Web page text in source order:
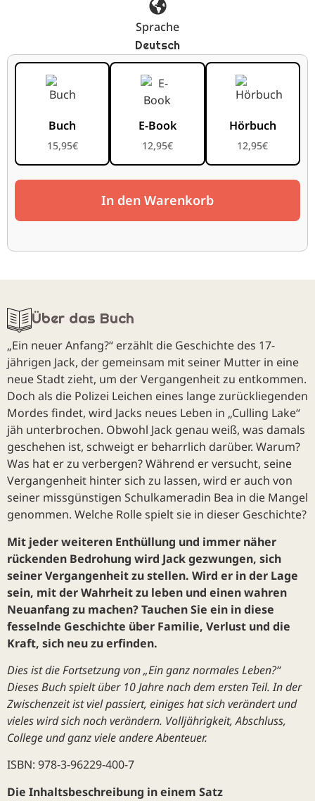
Sprache
Deutsch
Buch
15,95€
E-Book
12,95€
Hörbuch
12,95€
In den Warenkorb
Über das Buch
„Ein neuer Anfang?“ erzählt die Geschichte des 17-
jährigen Jack, der gemeinsam mit seiner Mutter in eine
neue Stadt zieht, um der Vergangenheit zu entkommen.
Doch als die Polizei Leichen eines lange zurückliegenden
Mordes findet, wird Jacks neues Leben in „Culling Lake“
jäh unterbrochen. Obwohl Jack genau weiß, was damals
geschehen ist, schweigt er beharrlich darüber. Warum?
Was hat er zu verbergen? Während er versucht, seine
Vergangenheit hinter sich zu lassen, wird er auch von
seiner missgünstigen Schulkameradin Bea in die Mangel
genommen. Welche Rolle spielt sie in dieser Geschichte?
Mit jeder weiteren Enthüllung und immer näher
rückenden Bedrohung wird Jack gezwungen, sich
seiner Vergangenheit zu stellen. Wird er in der Lage
sein, mit der Wahrheit zu leben und einen wahren
Neuanfang zu machen? Tauchen Sie ein in diese
fesselnde Geschichte über Familie, Verlust und die
Kraft, sich neu zu erfinden.
Dies ist die Fortsetzung von „Ein ganz normales Leben?“
Dieses Buch spielt über 10 Jahre nach dem ersten Teil. In der
Zwischenzeit ist viel passiert, einiges hat sich verändert und
vieles wird sich noch verändern. Volljährigkeit, Abschluss,
College und ganz viele andere Abenteuer.
ISBN: 978-3-96229-400-7
Die Inhaltsbeschreibung in einem Satz